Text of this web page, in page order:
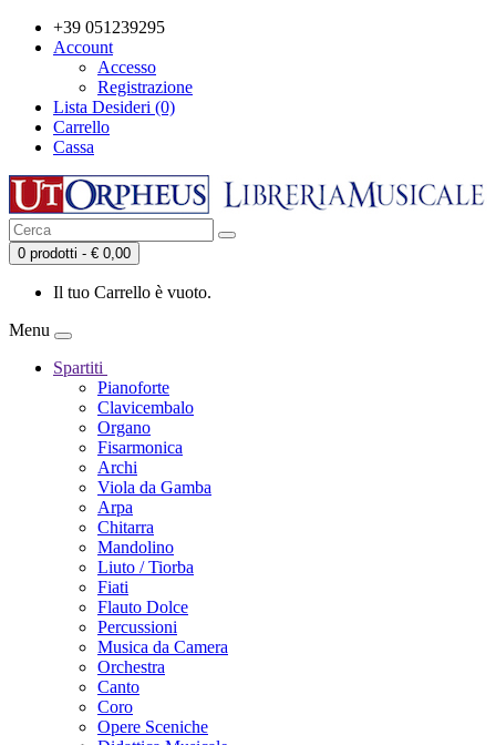
+39 051239295
Account
Accesso
Registrazione
Lista Desideri (0)
Carrello
Cassa
0 prodotti - € 0,00
Il tuo Carrello è vuoto.
Menu
Spartiti
Pianoforte
Clavicembalo
Organo
Fisarmonica
Archi
Viola da Gamba
Arpa
Chitarra
Mandolino
Liuto / Tiorba
Fiati
Flauto Dolce
Percussioni
Musica da Camera
Orchestra
Canto
Coro
Opere Sceniche